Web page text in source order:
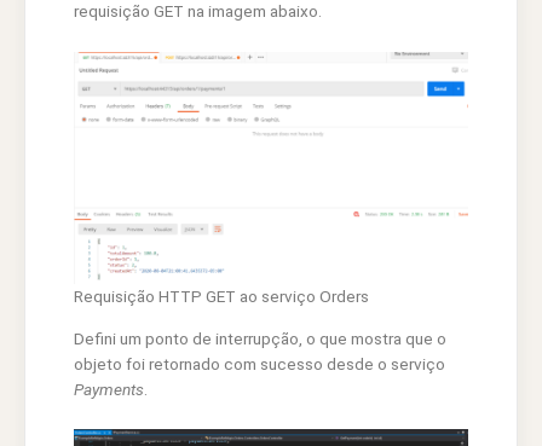
requisição GET na imagem abaixo.
Requisição HTTP GET ao serviço Orders
Defini um ponto de interrupção, o que mostra que o
objeto foi retornado com sucesso desde o serviço
Payments